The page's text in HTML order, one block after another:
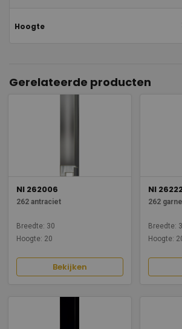
Hoogte
Gerelateerde producten
NI 262006
262 antraciet
Breedte: 30
Hoogte: 20
Bekijken
NI
262
Breedte:
Hoogte: